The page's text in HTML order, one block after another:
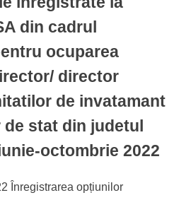
din cadrul
ocuparea
director
de invatamant
stat din judetul
octombrie 2022
Înregistrarea opțiunilor